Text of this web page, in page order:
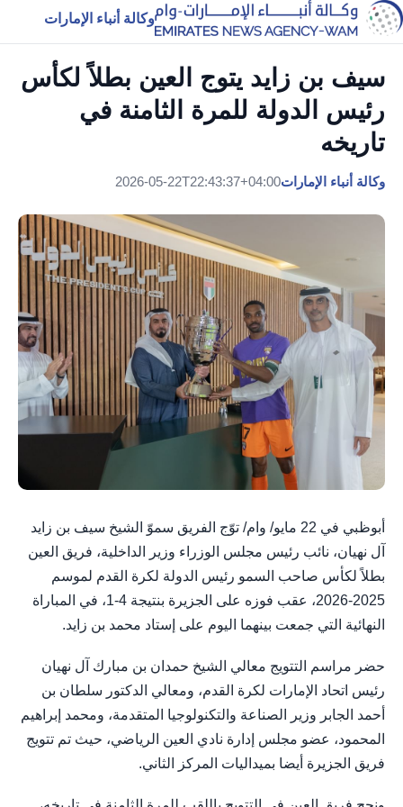
وكالة أنباء الإمارات
سيف بن زايد يتوج العين بطلاً لكأس
رئيس الدولة للمرة الثامنة في
تاريخه
وكالة أنباء الإمارات2026-05-22T22:43:37+04:00
أبوظبي في 22 مايو/ وام/ توّج الفريق سموّ الشيخ سيف بن زايد
آل نهيان، نائب رئيس مجلس الوزراء وزير الداخلية، فريق العين
بطلاً لكأس صاحب السمو رئيس الدولة لكرة القدم لموسم
2025-2026، عقب فوزه على الجزيرة بنتيجة 4-1، في المباراة
النهائية التي جمعت بينهما اليوم على إستاد محمد بن زايد.
حضر مراسم التتويج معالي الشيخ حمدان بن مبارك آل نهيان
رئيس اتحاد الإمارات لكرة القدم، ومعالي الدكتور سلطان بن
أحمد الجابر وزير الصناعة والتكنولوجيا المتقدمة، ومحمد إبراهيم
المحمود، عضو مجلس إدارة نادي العين الرياضي، حيث تم تتويج
فريق الجزيرة أيضا بميداليات المركز الثاني.